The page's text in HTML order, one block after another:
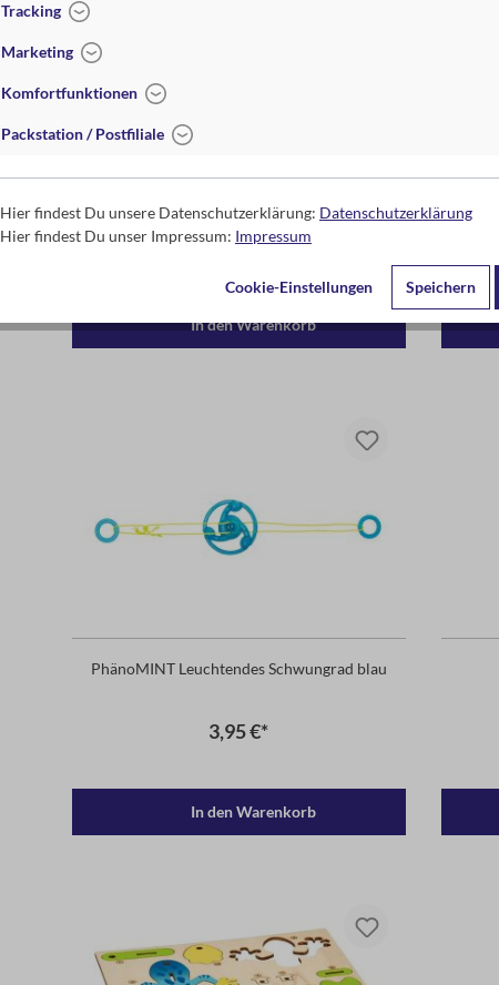
PhänoMINT Leuchtendes Schwungrad rot
3,95 €*
In den Warenkorb
PhänoMINT Leuchtendes Schwungrad blau
3,95 €*
In den Warenkorb
Tracking
Marketing
Komfortfunktionen
Packstation / Postfiliale
Hier findest Du unsere Datenschutzerklärung: Datenschutzerklärung
Hier findest Du unser Impressum: Impressum
Cookie-Einstellungen Speichern